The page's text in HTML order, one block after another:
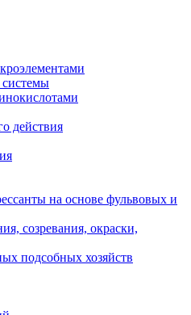
системы
действия
на основе фульвовых и
созревания, окраски,
подсобных хозяйств